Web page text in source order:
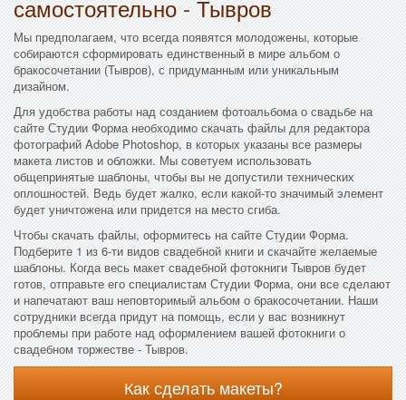
самостоятельно - Тывров
Мы предполагаем, что всегда появятся молодожены, которые
собираются сформировать единственный в мире альбом о
бракосочетании (Тывров), с придуманным или уникальным
дизайном.
Для удобства работы над созданием фотоальбома о свадьбе на
сайте Студии Форма необходимо скачать файлы для редактора
фотографий Adobe Photoshop, в которых указаны все размеры
макета листов и обложки. Мы советуем использовать
общепринятые шаблоны, чтобы вы не допустили технических
оплошностей. Ведь будет жалко, если какой-то значимый элемент
будет уничтожена или придется на место сгиба.
Чтобы скачать файлы, оформитесь на сайте Студии Форма.
Подберите 1 из 6-ти видов свадебной книги и скачайте желаемые
шаблоны. Когда весь макет свадебной фотокниги Тывров будет
готов, отправьте его специалистам Студии Форма, они все сделают
и напечатают ваш неповторимый альбом о бракосочетании. Наши
сотрудники всегда придут на помощь, если у вас возникнут
проблемы при работе над оформлением вашей фотокниги о
свадебном торжестве - Тывров.
Как сделать макеты?